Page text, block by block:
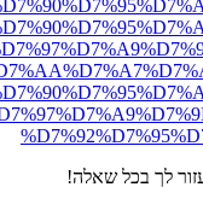
לך בכל שאלה!